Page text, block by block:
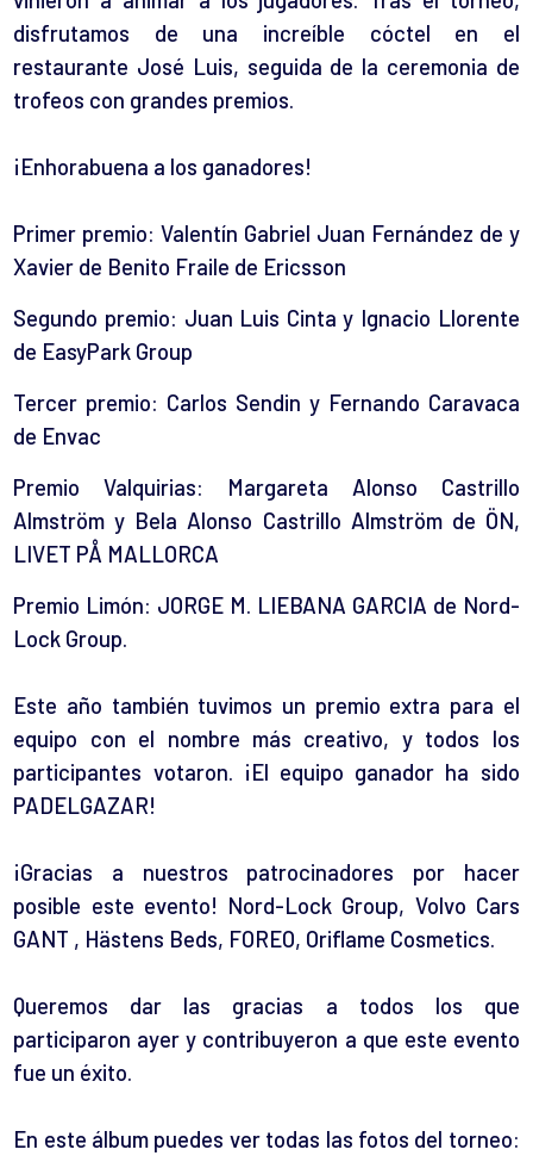
disfrutamos de una increíble cóctel en el
restaurante José Luis, seguida de la ceremonia de
trofeos con grandes premios.
¡Enhorabuena a los ganadores!
Primer premio: Valentín Gabriel Juan Fernández de y
Xavier de Benito Fraile de Ericsson
Segundo premio: Juan Luis Cinta y Ignacio Llorente
de EasyPark Group
Tercer premio: Carlos Sendin y Fernando Caravaca
de Envac
Premio Valquirias: Margareta Alonso Castrillo
Almström y Bela Alonso Castrillo Almström de ÖN,
LIVET PÅ MALLORCA
Premio Limón: JORGE M. LIEBANA GARCIA de Nord-
Lock Group.
Este año también tuvimos un premio extra para el
equipo con el nombre más creativo, y todos los
participantes votaron. ¡El equipo ganador ha sido
PADELGAZAR!
¡Gracias a nuestros patrocinadores por hacer
posible este evento! Nord-Lock Group, Volvo Cars
GANT , Hästens Beds, FOREO, Oriflame Cosmetics.
Queremos dar las gracias a todos los que
participaron ayer y contribuyeron a que este evento
fue un éxito.
En este álbum puedes ver todas las fotos del torneo: